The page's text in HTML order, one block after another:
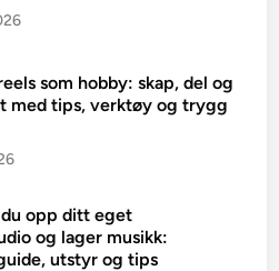
som hobby: skap, del og
med tips, verktøy og trygg
opp ditt eget
og lager musikk:
utstyr og tips